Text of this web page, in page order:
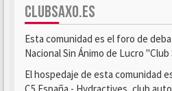
CLUBSAXO.ES
Esta comunidad es el foro de
Nacional Sin Ánimo de Lucro "Club
El hospedaje de esta comunidad